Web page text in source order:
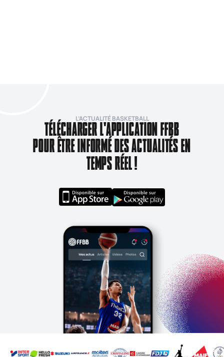
L’ACTUALITÉ BASKETBALL
TÉLÉCHARGER L'APPLICATION FFBB
POUR ÊTRE INFORMÉ DES ACTUALITÉS EN
TEMPS RÉEL !